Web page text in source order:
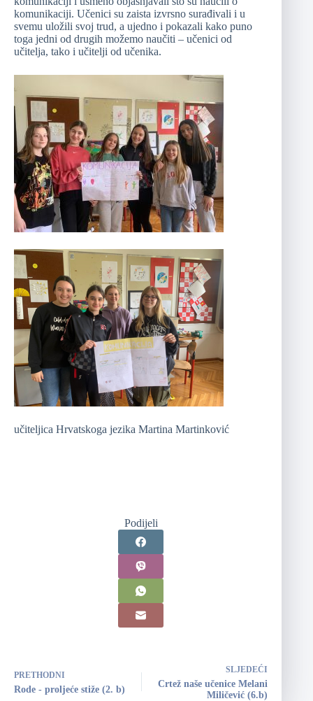
komunikaciji. Učenici su zaista izvrsno surađivali i u
svemu uložili svoj trud, a ujedno i pokazali kako puno
toga jedni od drugih možemo naučiti – učenici od
učitelja, tako i učitelji od učenika.
učiteljica Hrvatskoga jezika Martina Martinković
Podijeli
PRETHODNI
Rode - proljeće stiže (2. b)
SLJEDEĆI
Crtež naše učenice Melani
Miličević (6.b)